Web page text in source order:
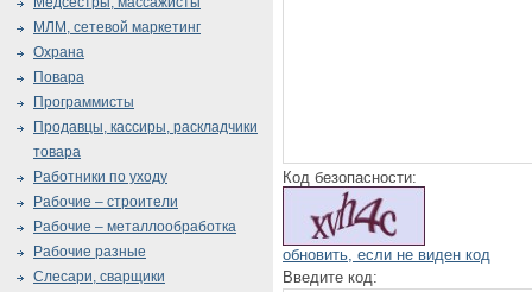
Код безопасности:
обновить, если не виден код
Введите код:
МЛМ, сетевой маркетинг
Охрана
Повара
Программисты
Продавцы, кассиры, раскладчики
товара
Работники по уходу
Рабочие – строители
Рабочие – металлообработка
Рабочие разные
Слесари, сварщики